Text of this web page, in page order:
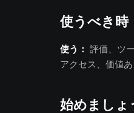
使うべき時
使う： 評価、ツ
アクセス、価値あ
始めましょ